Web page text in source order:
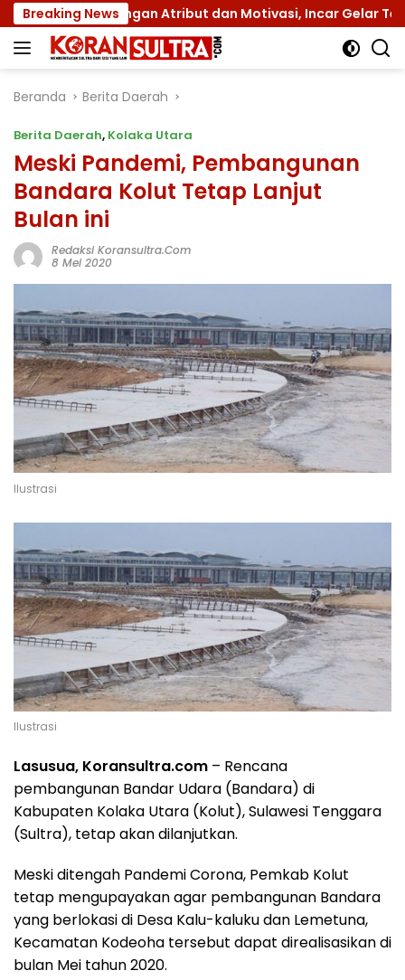
Langsung
ke
konten
Breaking News
dengan Atribut dan Motivasi, Incar Gelar Terbaik di Sultra
Beranda Berita Daerah
Berita Daerah, Kolaka Utara
Meski Pandemi, Pembangunan
Bandara Kolut Tetap Lanjut
Bulan ini
Redaksi Koransultra.com
8 Mei 2020
Ilustrasi
Ilustrasi
Lasusua, Koransultra.com – Rencana
pembangunan Bandar Udara (Bandara) di
Kabupaten Kolaka Utara (Kolut), Sulawesi Tenggara
(Sultra), tetap akan dilanjutkan.
Meski ditengah Pandemi Corona, Pemkab Kolut
tetap mengupayakan agar pembangunan Bandara
yang berlokasi di Desa Kalu-kaluku dan Lemetuna,
Kecamatan Kodeoha tersebut dapat direalisasikan di
bulan Mei tahun 2020.